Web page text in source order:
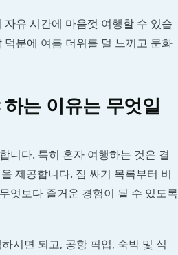
유 시간에 마음껏 여행할 수 있습
분에 여름 더위를 덜 느끼고 문화
는 이유는 무엇일
니다. 특히 혼자 여행하는 것은 결
제공합니다. 짐 싸기 목록부터 비
엇보다 즐거운 경험이 될 수 있도록
시면 되고, 공항 픽업, 숙박 및 식